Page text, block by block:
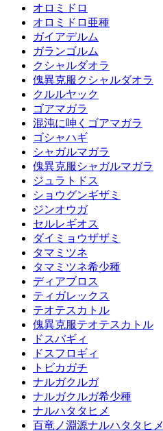
オロミドロ
オロミドロ亜種
ガイアデルム
ガランゴルム
クシャルダオラ
傀異克服クシャルダオラ
クルルヤック
ゴアマガラ
混沌に呻くゴアマガラ
ゴシャハギ
シャガルマガラ
傀異克服シャガルマガラ
ジュラトドス
ショウグンギザミ
ジンオウガ
セルレギオス
ダイミョウザザミ
タマミツネ
タマミツネ希少種
ディアブロス
ティガレックス
テオテスカトル
傀異克服テオテスカトル
ドスバギィ
ドスフロギィ
トビカガチ
ナルガクルガ
ナルガクルガ希少種
ナルハタタヒメ
百竜ノ淵源ナルハタタヒメ